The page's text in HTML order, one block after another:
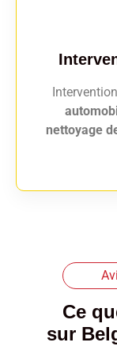
nettoyage
Ce
sur